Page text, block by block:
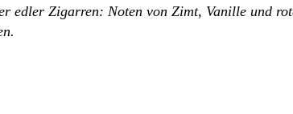
edler Zigarren: Noten von Zimt, Vanille und